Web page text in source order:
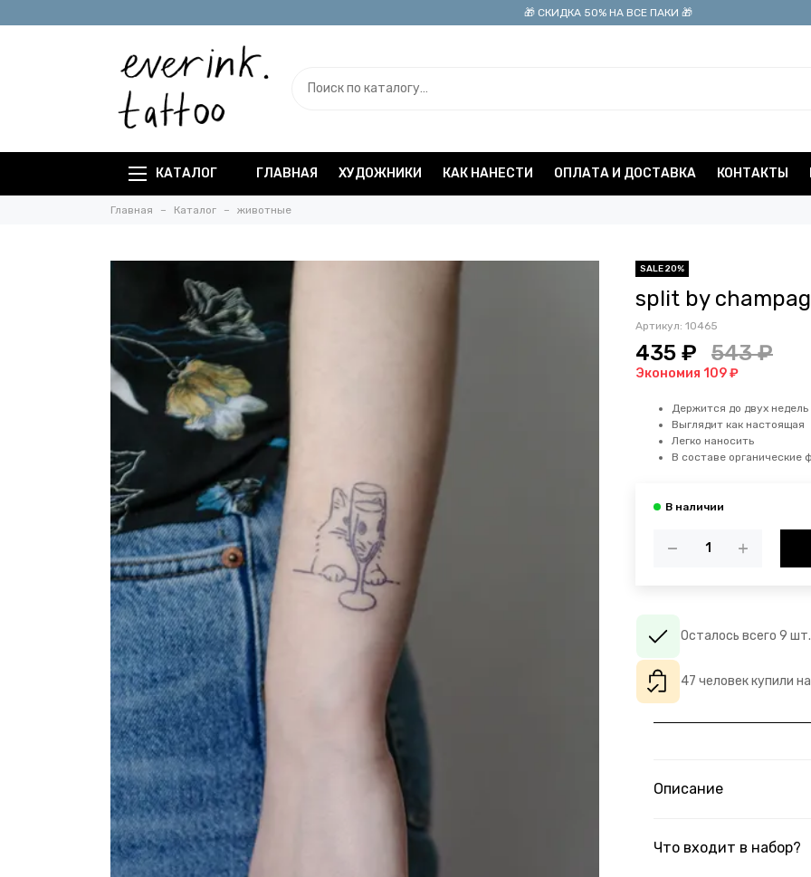
🎁 СКИДКА 50% НА ВСЕ ПАКИ 🎁
КАТАЛОГ ГЛАВНАЯ ХУДОЖНИКИ КАК НАНЕСТИ ОПЛАТА И ДОСТАВКА КОНТАКТЫ
Главная Каталог животные
SALE 20%
split by
Артикул: 10465
435 ₽ 543 ₽
Экономия 109 ₽
Держится до двух недель
Выглядит как настоящая
Легко наносить
В составе органические
Осталось всего 9 шт.
47 человек купили
Описание
Что входит в набор?